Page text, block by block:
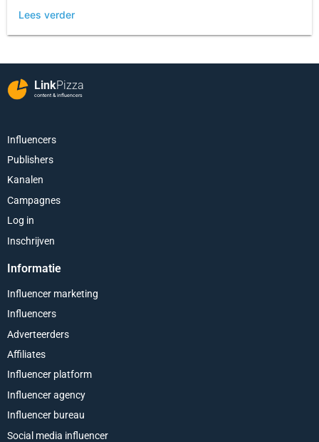
Lees verder
LinkPizza
content & influencers
Influencers
Publishers
Kanalen
Campagnes
Log in
Inschrijven
Informatie
Influencer marketing
Influencers
Adverteerders
Affiliates
Influencer platform
Influencer agency
Influencer bureau
Social media influencer